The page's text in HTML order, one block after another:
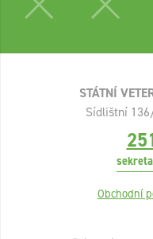
STÁTNÍ
Sídlištní
Obchodní